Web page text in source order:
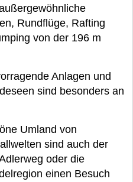
Rundflüge, Rafting
von der 196 m
Anlagen und
sind besonders an
Umland von
sind auch der
oder die
einen Besuch